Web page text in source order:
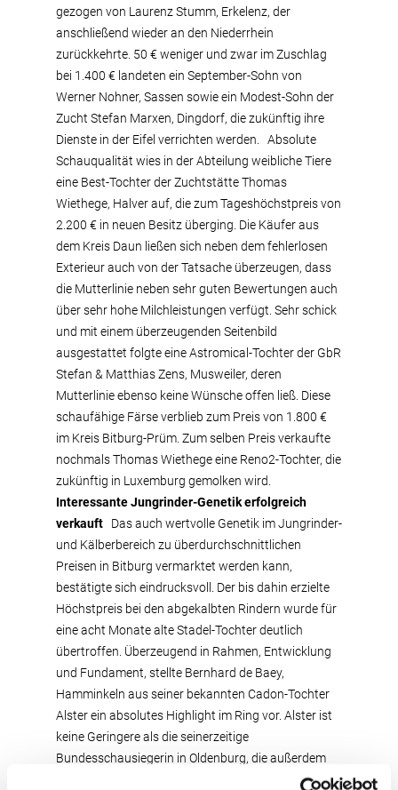
gezogen von Laurenz Stumm, Erkelenz, der
anschließend wieder an den Niederrhein
zurückkehrte. 50 € weniger und zwar im Zuschlag
bei 1.400 € landeten ein September-Sohn von
Werner Nohner, Sassen sowie ein Modest-Sohn der
Zucht Stefan Marxen, Dingdorf, die zukünftig ihre
Dienste in der Eifel verrichten werden. Absolute
Schauqualität wies in der Abteilung weibliche Tiere
eine Best-Tochter der Zuchtstätte Thomas
Wiethege, Halver auf, die zum Tageshöchstpreis von
2.200 € in neuen Besitz überging. Die Käufer aus
dem Kreis Daun ließen sich neben dem fehlerlosen
Exterieur auch von der Tatsache überzeugen, dass
die Mutterlinie neben sehr guten Bewertungen auch
über sehr hohe Milchleistungen verfügt. Sehr schick
und mit einem überzeugenden Seitenbild
ausgestattet folgte eine Astromical-Tochter der GbR
Stefan & Matthias Zens, Musweiler, deren
Mutterlinie ebenso keine Wünsche offen ließ. Diese
schaufähige Färse verblieb zum Preis von 1.800 €
im Kreis Bitburg-Prüm. Zum selben Preis verkaufte
nochmals Thomas Wiethege eine Reno2-Tochter, die
zukünftig in Luxemburg gemolken wird.
Interessante Jungrinder-Genetik erfolgreich
verkauft Das auch wertvolle Genetik im Jungrinder-
und Kälberbereich zu überdurchschnittlichen
Preisen in Bitburg vermarktet werden kann,
bestätigte sich eindrucksvoll. Der bis dahin erzielte
Höchstpreis bei den abgekalbten Rindern wurde für
eine acht Monate alte Stadel-Tochter deutlich
übertroffen. Überzeugend in Rahmen, Entwicklung
und Fundament, stellte Bernhard de Baey,
Hamminkeln aus seiner bekannten Cadon-Tochter
Alster ein absolutes Highlight im Ring vor. Alster ist
keine Geringere als die seinerzeitige
Bundesschausiegerin in Oldenburg, die außerdem
noch im letzten Jahr erfolgreich die deutschen